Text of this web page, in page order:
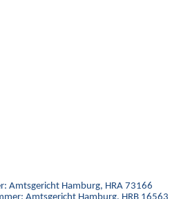
Amtsgericht Hamburg, HRA 73166